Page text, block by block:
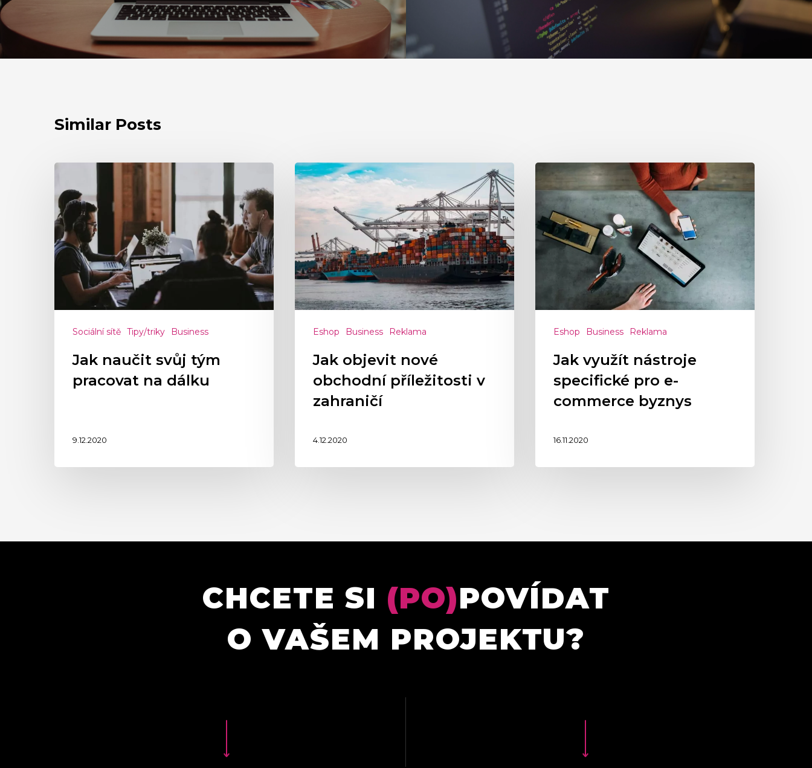
Similar Posts
Sociální sítě Tipy/triky Business
Jak naučit svůj tým
pracovat na dálku
9.12.2020
Eshop Business Reklama
Jak objevit nové
obchodní příležitosti v
zahraničí
4.12.2020
Eshop Business Reklama
Jak využít nástroje
specifické pro e-
commerce byznys
16.11.2020
CHCETE SI (PO)POVÍDAT
O VAŠEM PROJEKTU?